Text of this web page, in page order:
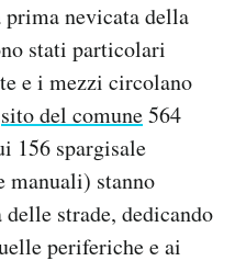
Ok Boomer!
Media
Europa
Altrecose
Mondiali calcio 2026
nevicata della
stati particolari
e i mezzi circolano
sito del comune564
156 spargisale
manuali) stanno
strade, dedicando
periferiche e ai